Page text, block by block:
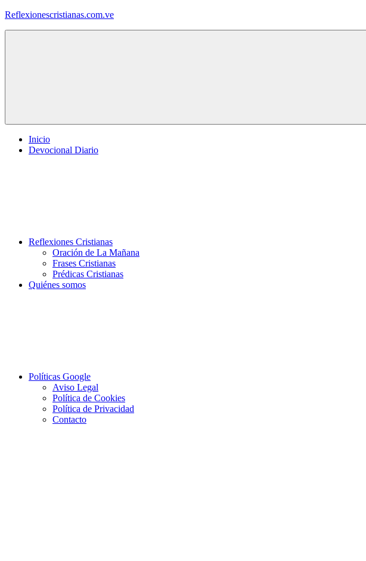
Saltar
Reflexionescristianas.com.ve
Inicio
Devocional Diario
Reflexiones Cristianas
Oración de La Mañana
Frases Cristianas
Prédicas Cristianas
Quiénes somos
Políticas Google
Aviso Legal
Política de Cookies
Política de Privacidad
Contacto